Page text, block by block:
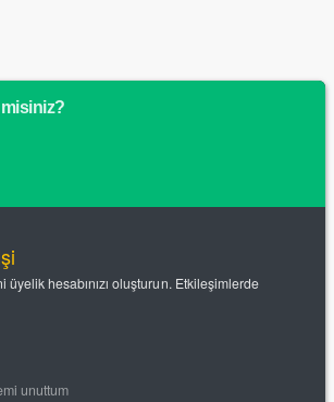
üyelik hesabınızı oluşturun. Etkileşimlerde
unuttum